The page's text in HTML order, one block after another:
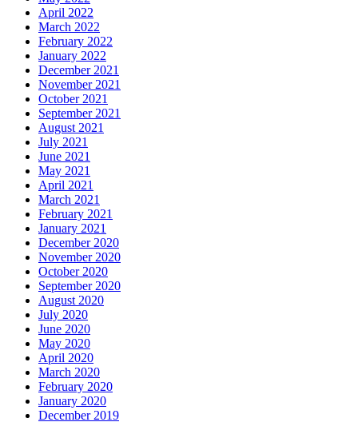
April 2022
March 2022
February 2022
January 2022
December 2021
November 2021
October 2021
September 2021
August 2021
July 2021
June 2021
May 2021
April 2021
March 2021
February 2021
January 2021
December 2020
November 2020
October 2020
September 2020
August 2020
July 2020
June 2020
May 2020
April 2020
March 2020
February 2020
January 2020
December 2019